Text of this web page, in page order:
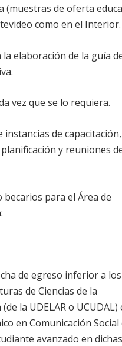
(muestras de oferta
como en el Interior.
elaboración de la guía
vez que se lo requiera.
instancias de capacitación,
y reuniones
becarios para el Área de
de egreso inferior a
de Ciencias de la
la UDELAR o UCUDAL)
en Comunicación Social
avanzado en dichas